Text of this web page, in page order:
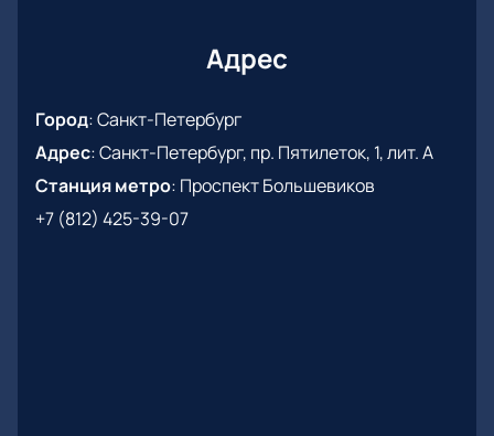
Моментальное получение электронных
Почувствуйте атмосферу живого выступления и
зарядитесь эмоциями любимых песен вместе с
поклонниками со всей страны!
Адрес
Город:Санкт-Петербург
Адрес:Санкт-Петербург, пр. Пятилеток, 1, лит. А
Станция метро: Проспект Большевиков
+7 (812) 425-39-07